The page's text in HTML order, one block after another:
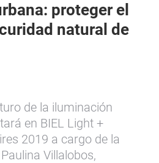
proteger el
natural de
de la iluminación
en BIEL Light +
2019 a cargo de la
Villalobos,